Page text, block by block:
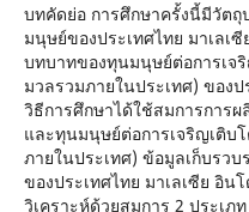
บทคัดย่อ การศึกษาครั้งนี้มีวัต
มนุษย์ของประเทศไทย มาเลเ
บทบาทของทุนมนุษย์ต่อการเจ
มวลรวมภายในประเทศ) ของ
วิธีการศึกษาได้ใช้สมการกา
และทุนมนุษย์ต่อการเจริญเติบ
ภายในประเทศ) ข้อมูลเก็บรว
ของประเทศไทย มาเลเซีย อิ
วิเคราะห์ด้วยสมการ 2 ประเภ